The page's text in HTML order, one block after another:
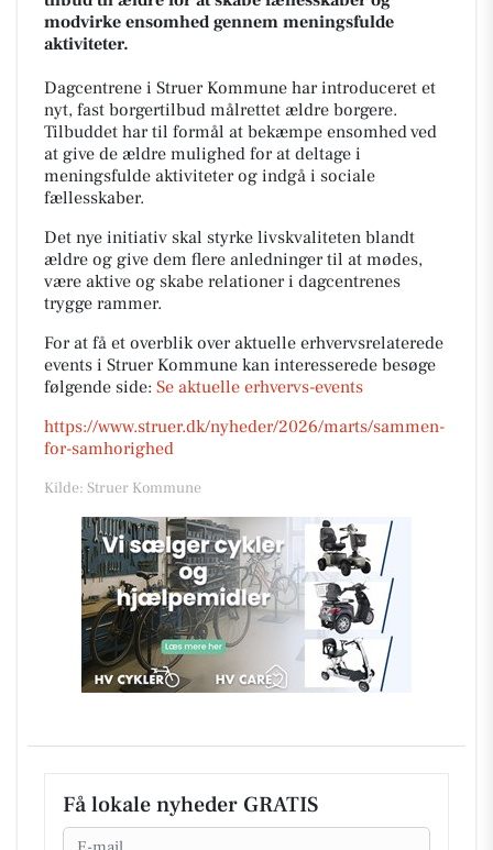
modvirke ensomhed gennem meningsfulde
aktiviteter.
Dagcentrene i Struer Kommune har introduceret et
nyt, fast borgertilbud målrettet ældre borgere.
Tilbuddet har til formål at bekæmpe ensomhed ved
at give de ældre mulighed for at deltage i
meningsfulde aktiviteter og indgå i sociale
fællesskaber.
Det nye initiativ skal styrke livskvaliteten blandt
ældre og give dem flere anledninger til at mødes,
være aktive og skabe relationer i dagcentrenes
trygge rammer.
For at få et overblik over aktuelle erhvervsrelaterede
events i Struer Kommune kan interesserede besøge
følgende side: Se aktuelle erhvervs-events
https://www.struer.dk/nyheder/2026/marts/sammen-
for-samhorighed
Kilde: Struer Kommune
Få lokale nyheder GRATIS
Email